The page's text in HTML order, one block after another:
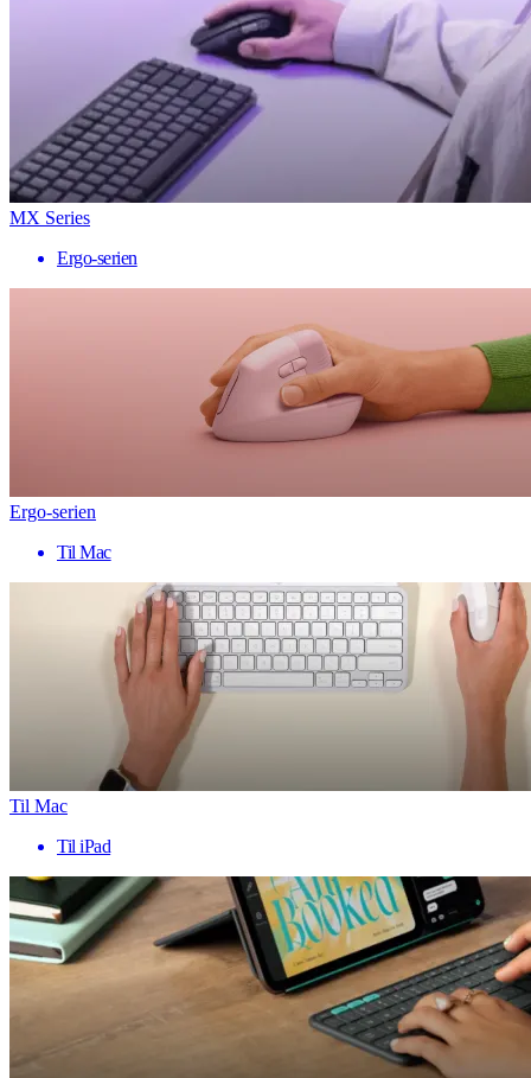
MX Series
Ergo-serien
Ergo-serien
Til Mac
Til Mac
Til iPad